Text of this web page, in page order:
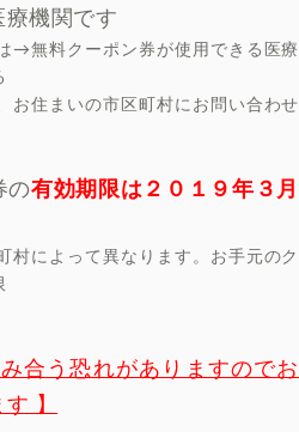
療機関です
→無料クーポン券が使用できる医療
お住まいの市区町村にお問い合わせ
の有効期限は２０１９年３月
村によって異なります。お手元のク
合う恐れがありますのでお
】